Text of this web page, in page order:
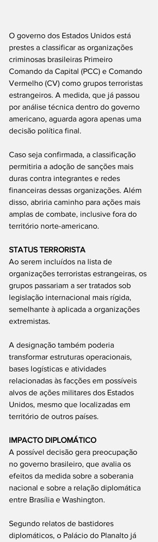
O governo dos Estados Unidos está
prestes a classificar as organizações
criminosas brasileiras Primeiro
Comando da Capital (PCC) e Comando
Vermelho (CV) como grupos terroristas
estrangeiros. A medida, que já passou
por análise técnica dentro do governo
americano, aguarda agora apenas uma
decisão política final.
Caso seja confirmada, a classificação
permitiria a adoção de sanções mais
duras contra integrantes e redes
financeiras dessas organizações. Além
disso, abriria caminho para ações mais
amplas de combate, inclusive fora do
território norte-americano.
STATUS TERRORISTA
Ao serem incluídos na lista de
organizações terroristas estrangeiras, os
grupos passariam a ser tratados sob
legislação internacional mais rígida,
semelhante à aplicada a organizações
extremistas.
A designação também poderia
transformar estruturas operacionais,
bases logísticas e atividades
relacionadas às facções em possíveis
alvos de ações militares dos Estados
Unidos, mesmo que localizadas em
território de outros países.
IMPACTO DIPLOMÁTICO
A possível decisão gera preocupação
no governo brasileiro, que avalia os
efeitos da medida sobre a soberania
nacional e sobre a relação diplomática
entre Brasília e Washington.
Segundo relatos de bastidores
diplomáticos, o Palácio do Planalto já